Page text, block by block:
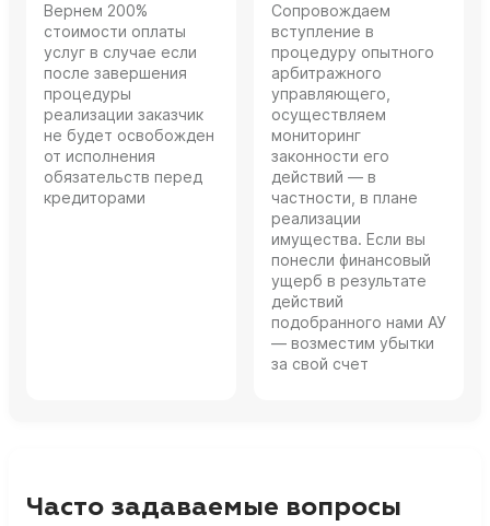
Вернем 200%
стоимости оплаты
услуг в случае если
после завершения
процедуры
реализации заказчик
не будет освобожден
от исполнения
обязательств перед
кредиторами
Сопровождаем
вступление в
процедуру опытного
арбитражного
управляющего,
осуществляем
мониторинг
законности его
действий — в
частности, в плане
реализации
имущества. Если вы
понесли финансовый
ущерб в результате
действий
подобранного нами АУ
— возместим убытки
за свой счет
Часто задаваемые вопросы